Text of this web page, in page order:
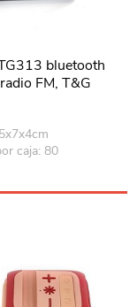
bluetooth
FM, T&G
en caja
caja: 80